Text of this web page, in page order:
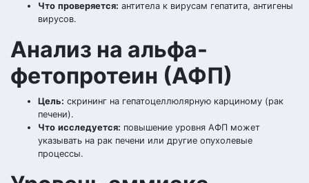
Что проверяется: антитела к вирусам гепатита, антигены
вирусов.
Анализ на альфа-
фетопротеин (АФП)
Цель: скрининг на гепатоцеллюлярную карциному (рак
печени).
Что исследуется: повышение уровня АФП может
указывать на рак печени или другие опухолевые
процессы.